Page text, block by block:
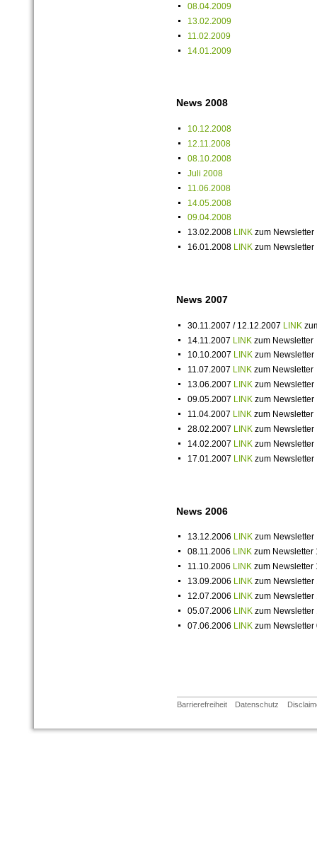
08.04.2009
13.02.2009
11.02.2009
14.01.2009
News 2008
10.12.2008
12.11.2008
08.10.2008
Juli 2008
11.06.2008
14.05.2008
09.04.2008
13.02.2008 LINK zum Newsletter
16.01.2008 LINKzum Newsletter
News 2007
30.11.2007 / 12.12.2007 LINK
14.11.2007 LINK zum Newsletter
10.10.2007 LINKzum Newsletter
11.07.2007 LINKzum Newsletter
13.06.2007 LINKzum Newsletter
09.05.2007 LINKzum Newsletter
11.04.2007 LINKzum Newsletter
28.02.2007 LINKzum Newsletter
14.02.2007 LINKzum Newsletter
17.01.2007 LINKzum Newsletter
News 2006
13.12.2006 LINKzum Newsletter
08.11.2006 LINKzum Newsletter
11.10.2006 LINKzum Newsletter
13.09.2006 LINKzum Newsletter
12.07.2006 LINKzum Newsletter
05.07.2006 LINKzum Newsletter
07.06.2006 LINKzum Newsletter
Barrierefreiheit Datenschutz